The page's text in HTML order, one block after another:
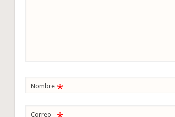
Nombre *
Correo